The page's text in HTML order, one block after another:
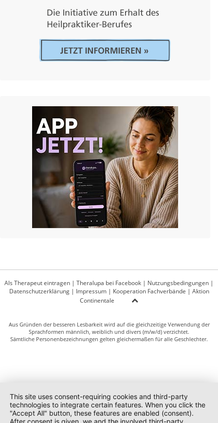
Als Therapeut eintragen | Theralupa bei Facebook | Nutzungsbedingungen |
Datenschutzerklärung| Impressum| Kooperation Fachverbände | Aktion
Continentale
Aus Gründen der besseren Lesbarkeit wird auf die gleichzeitige Verwendung der
Sprachformen männlich, weiblich und divers (m/w/d) verzichtet.
Sämtliche Personenbezeichnungen gelten gleichermaßen für alle Geschlechter.
This site uses consent-requiring cookies and third-party
technologies to integrate certain features. When you click the
"Accept All" button, these features are enabled (consent).
After consent is given, we and the involved third-party